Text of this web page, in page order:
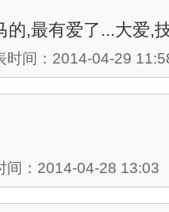
的,最有爱了...大爱,
时间：2014-04-29
间：2014-04-28 13:03